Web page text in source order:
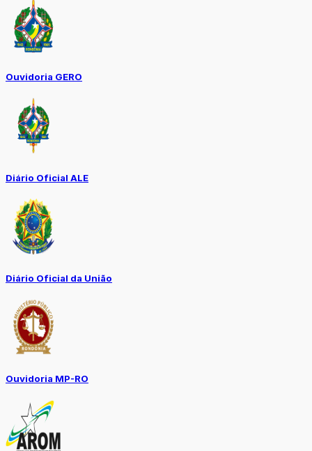
Ouvidoria GERO
Diário Oficial ALE
Diário Oficial da União
Ouvidoria MP-RO